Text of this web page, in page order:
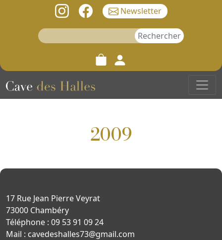
Newsletter
Rechercher :
2009
17 Rue Jean Pierre Veyrat
73000 Chambéry
Téléphone : 09 53 91 09 24
Mail : cavedeshalles73@gmail.com